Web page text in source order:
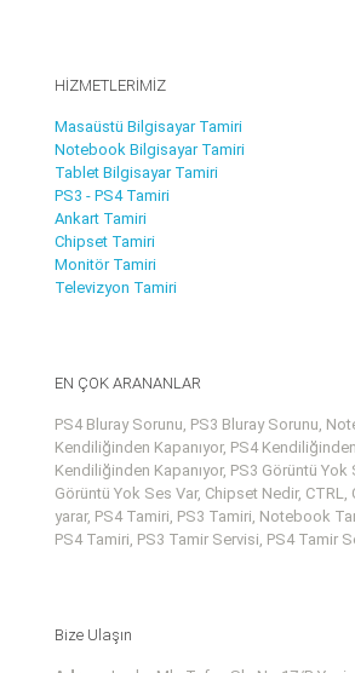
HİZMETLERİMİZ
Masaüstü Bilgisayar Tamiri
Notebook Bilgisayar Tamiri
Tablet Bilgisayar Tamiri
PS3 - PS4 Tamiri
Ankart Tamiri
Chipset Tamiri
Monitör Tamiri
Televizyon Tamiri
EN ÇOK ARANANLAR
PS4 Bluray Sorunu, PS3 Bluray Sorunu,
Kendiliğinden Kapanıyor, PS4
Kendiliğinden Kapanıyor, PS3 Görüntü Yok
Görüntü Yok Ses Var, Chipset Nedir, CTRL,
yarar, PS4 Tamiri, PS3 Tamiri, Notebook
PS4 Tamiri, PS3 Tamir Servisi, PS4 Tamir
Bize Ulaşın